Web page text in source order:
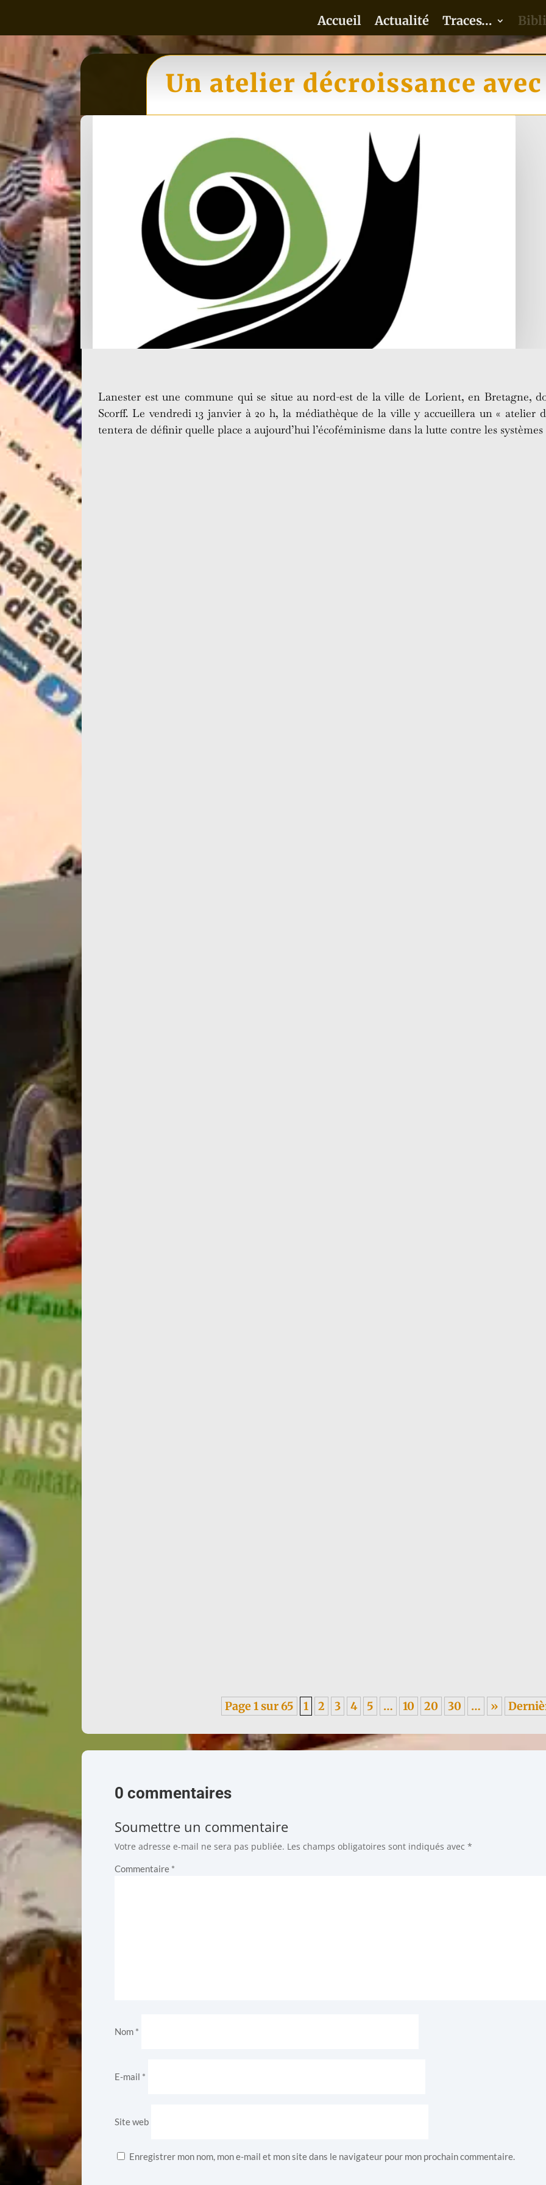
Accueil Actualité Traces…
Un atelier décroissance
Lanester est une commune qui se situe au nord-est de la ville de Lorient, en Bretagne,
Scorff. Le vendredi 13 janvier à 20 h, la médiathèque de la ville y accueillera un « atelier
tentera de définir quelle place a aujourd’hui l’écoféminisme dans la lutte contre les
Page 1 sur 65 1 2 3 4 5 … 10 20 30 … »
0 commentaires
Soumettre un commentaire
Votre adresse e-mail ne sera pas publiée. Les champs obligatoires sont indiqués avec*
Commentaire *
Nom *
E-mail *
Site web
Enregistrer mon nom, mon e-mail et mon site dans le navigateur pour mon prochain commentaire.